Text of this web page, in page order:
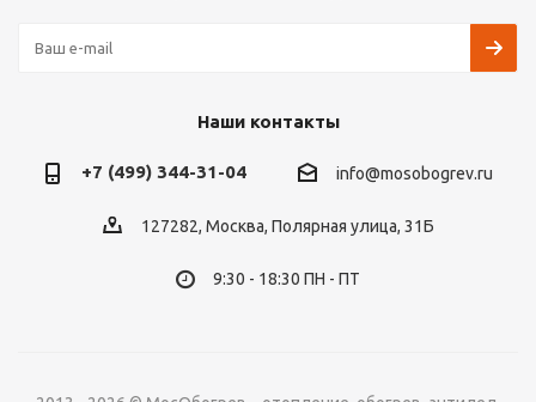
Наши контакты
+7 (499) 344-31-04 info@mosobogrev.ru
127282, Москва, Полярная улица, 31Б
9:30 - 18:30 ПН - ПТ